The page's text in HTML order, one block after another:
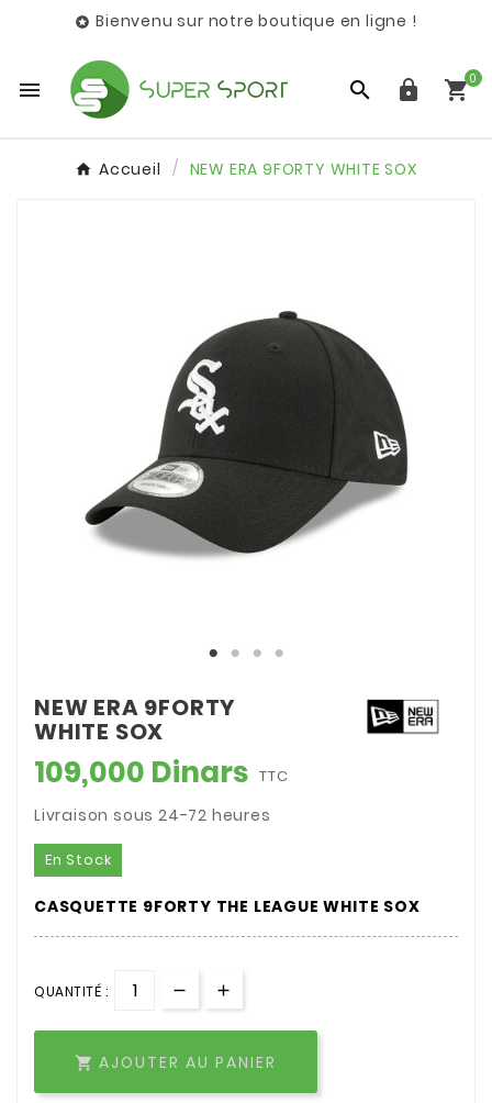
 Bienvenu sur notre boutique en ligne !
   0
Accueil NEW ERA 9FORTY WHITE SOX
NEW ERA 9FORTY
WHITE SOX
109,000 Dinars TTC
Livraison sous 24-72 heures
En Stock
CASQUETTE 9FORTY THE LEAGUE WHITE SOX
QUANTITÉ :
 AJOUTER AU PANIER